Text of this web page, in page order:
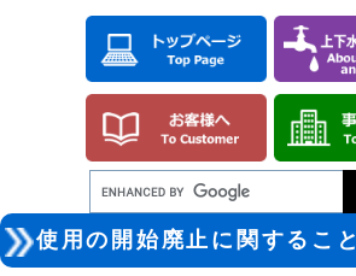
文
へ
本
文
使用の開始廃止に関すること